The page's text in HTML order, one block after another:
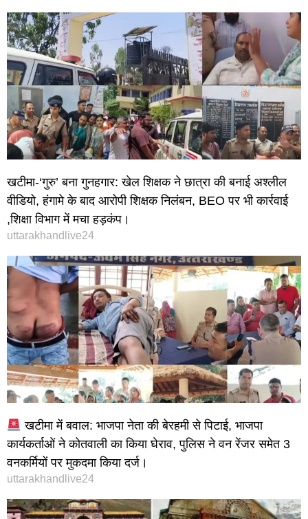
खटीमा-‘गुरु’ बना गुनहगार: खेल शिक्षक ने छात्रा की बनाई अश्लील
वीडियो, हंगामे के बाद आरोपी शिक्षक निलंबन, BEO पर भी कार्रवाई
,शिक्षा विभाग में मचा हड़कंप।
uttarakhandlive24
खटीमा में बवाल: भाजपा नेता की बेरहमी से पिटाई, भाजपा
कार्यकर्ताओं ने कोतवाली का किया घेराव, पुलिस ने वन रेंजर समेत 3
वनकर्मियों पर मुकदमा किया दर्ज।
uttarakhandlive24